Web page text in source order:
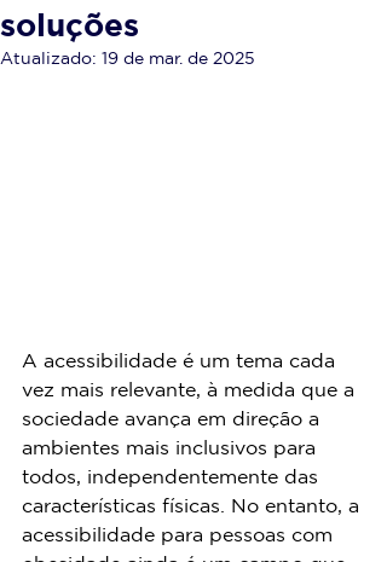
soluções
Atualizado: 19 de mar. de 2025
A acessibilidade é um tema cada
vez mais relevante, à medida que a
sociedade avança em direção a
ambientes mais inclusivos para
todos, independentemente das
características físicas. No entanto, a
acessibilidade para pessoas com